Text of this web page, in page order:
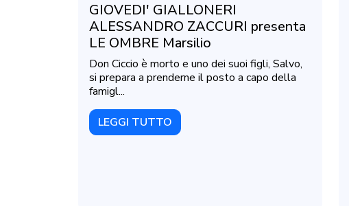
GIOVEDI' GIALLONERI
ALESSANDRO ZACCURI presenta
LE OMBRE Marsilio
Don Ciccio è morto e uno dei suoi figli, Salvo,
si prepara a prenderne il posto a capo della
famigl...
LEGGI TUTTO